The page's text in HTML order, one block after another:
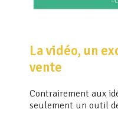
La vidéo, un
vente
Contrairement aux
seulement un outil